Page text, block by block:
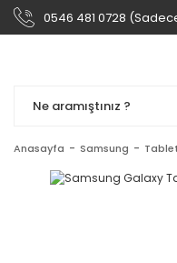
0546 481 0728
Anasayfa Samsung Tablet